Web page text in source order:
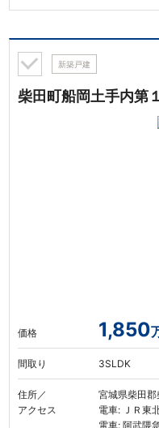
新築戸建
柴田町船岡土手内第
価格 1,850
間取り 3SLDK
住所／
アクセス
宮城県柴田
電車: ＪＲ東
電車: 阿武隈